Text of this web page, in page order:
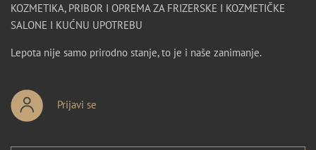
KOZMETIKA, PRIBOR I OPREMA ZA FRIZERSKE I KOZMETIČKE
SALONE I KUĆNU UPOTREBU
Lepota nije samo prirodno stanje, to je i naše zanimanje.
Prijavi se